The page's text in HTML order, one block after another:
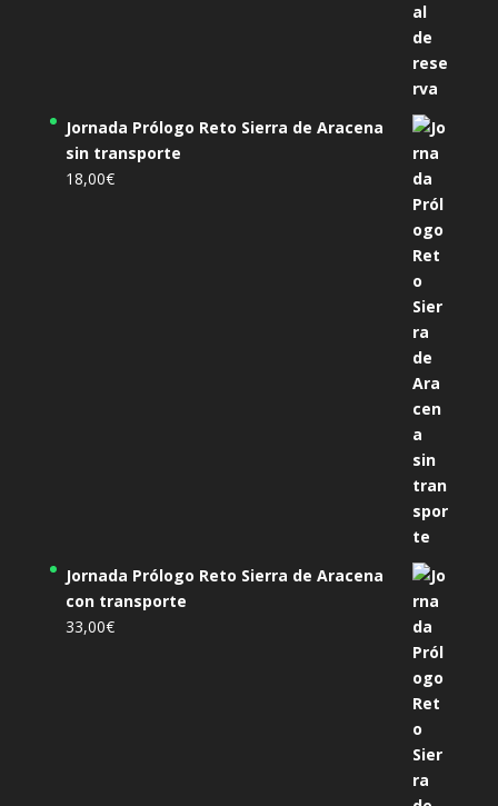
Jornada Prólogo Reto Sierra de Aracena
sin transporte
18,00€
Jornada Prólogo Reto Sierra de Aracena
con transporte
33,00€